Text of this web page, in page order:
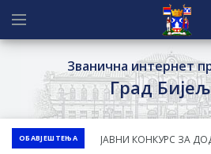
Званична интернет
Град
ОБАВЈЕШТЕЊА
ЈАВНИ КОНКУРС ЗА